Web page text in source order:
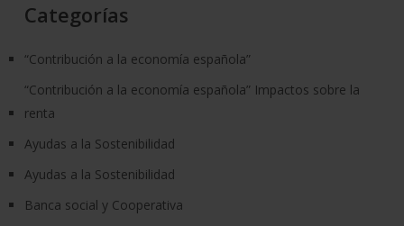
Categorías
“Contribución a la economía española”
“Contribución a la economía española” Impactos sobre la
renta
Ayudas a la Sostenibilidad
Ayudas a la Sostenibilidad
Banca social y Cooperativa